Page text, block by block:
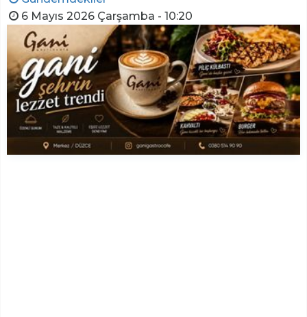
6 Mayıs 2026 Çarşamba - 10:20